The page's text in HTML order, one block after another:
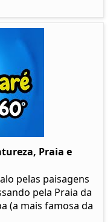
Praia e
pelas paisagens
pela Praia da
(a mais famosa da